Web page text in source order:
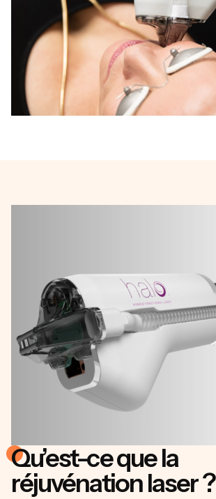
Qu’est-ce que la
réjuvénation laser ?